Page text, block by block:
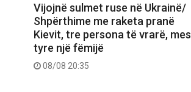
Vijojnë sulmet ruse në Ukrainë/
Shpërthime me raketa pranë
Kievit, tre persona të vrarë, mes
tyre një fëmijë
08/08 20:35